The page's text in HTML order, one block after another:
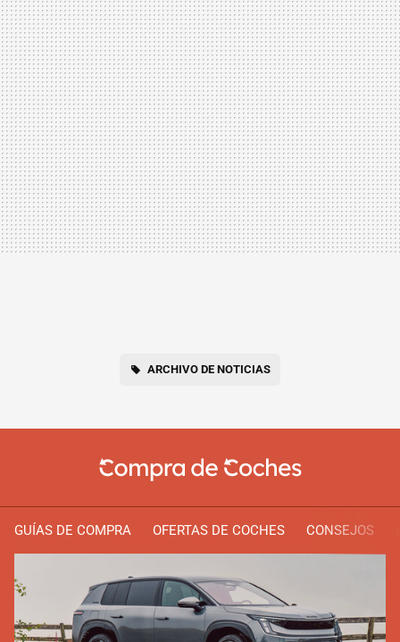
ARCHIVO DE NOTICIAS
GUÍAS DE COMPRA OFERTAS DE COCHES CONSEJOS